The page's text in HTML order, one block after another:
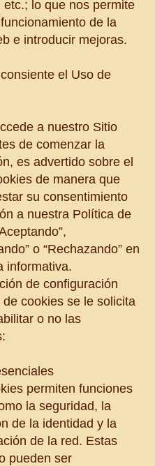
etc.; lo que nos permite
de la
e introducir mejoras.
el Uso de
a nuestro Sitio
de comenzar la
es advertido sobre el
de manera que
su consentimiento
a nuestra Política de
o “Rechazando” en
informativa.
de configuración
cookies se le solicita
o no las
permiten funciones
la seguridad, la
de la identidad y la
de la red. Estas
pueden ser